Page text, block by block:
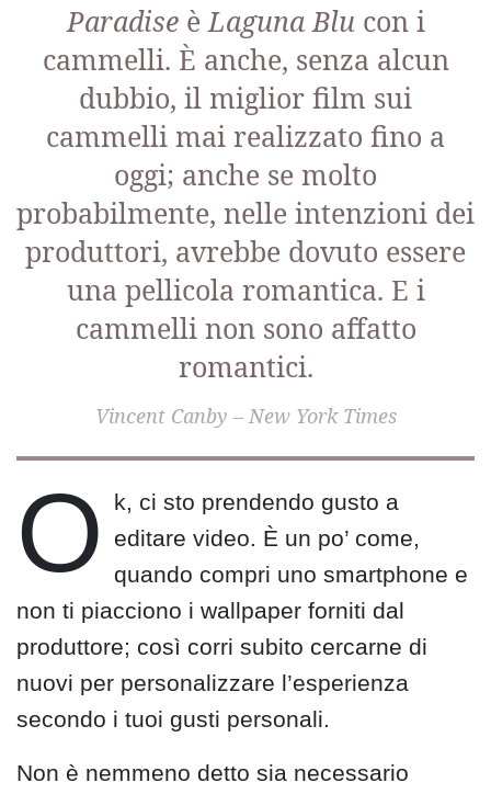
ParadiseèLaguna Blucon i
cammelli. È anche, senza alcun
dubbio, il miglior film sui
cammelli mai realizzato fino a
oggi; anche se molto
probabilmente, nelle intenzioni dei
produttori, avrebbe dovuto essere
una pellicola romantica. E i
cammelli non sono affatto
romantici.
Vincent Canby – New York Times
O
k, ci sto prendendo gusto a
editare video. È un po’ come,
quando compri uno smartphone e
non ti piacciono i wallpaper forniti dal
produttore; così corri subito cercarne di
nuovi per personalizzare l’esperienza
secondo i tuoi gusti personali.
Non è nemmeno detto sia necessario